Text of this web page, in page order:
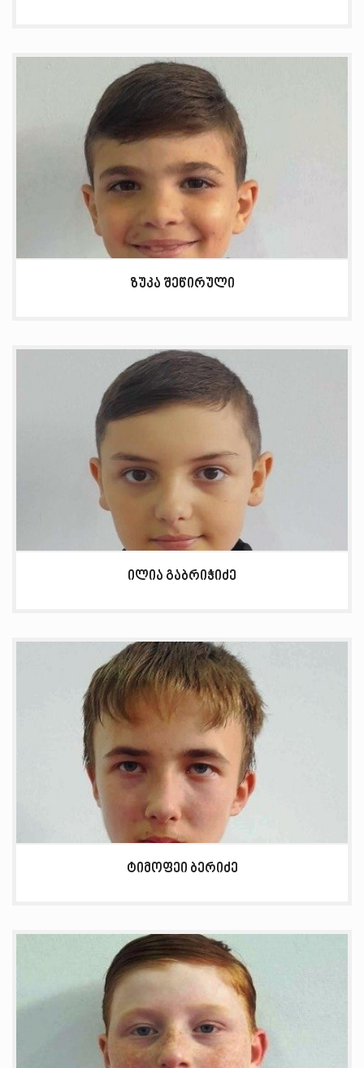
ზუკა შეწირული
ილია გაბრიჭიძე
ტიმოფეი ბერიძე